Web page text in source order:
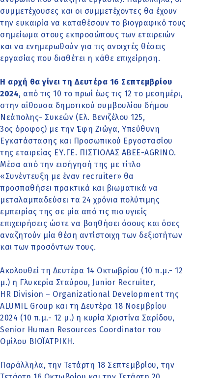
συμμετέχουσες και οι συμμετέχοντες θα έχουν
την ευκαιρία να καταθέσουν το βιογραφικό τους
σημείωμα στους εκπροσώπους των εταιρειών
και να ενημερωθούν για τις ανοιχτές θέσεις
εργασίας που διαθέτει η κάθε επιχείρηση.
Η αρχή θα γίνει τη Δευτέρα 16 Σεπτεμβρίου
2024, από τις 10 το πρωί έως τις 12 το μεσημέρι,
στην αίθουσα δημοτικού συμβουλίου δήμου
Νεάπολης- Συκεών (Ελ. Βενιζέλου 125,
3ος όροφος) με την Έφη Ζιώγα, Υπεύθυνη
Εγκατάστασης και Προσωπικού Εργοστασίου
της εταιρείας ΕΥ.ΓΕ. ΠΙΣΤΙΟΛΑΣ ΑBEΕ-AGRINO.
Μέσα από την εισήγησή της με τίτλο
«Συνέντευξη με έναν recruiter» θα
προσπαθήσει πρακτικά και βιωματικά να
μεταλαμπαδεύσει τα 24 χρόνια πολύτιμης
εμπειρίας της σε μία από τις πιο υγιείς
επιχειρήσεις ώστε να βοηθήσει όσους και όσες
αναζητούν μία θέση αντίστοιχη των δεξιοτήτων
και των προσόντων τους.
Ακολουθεί τη Δευτέρα 14 Οκτωβρίου (10 π.μ.- 12
μ.) η Γλυκερία Σταύρου, Junior Recruiter,
HR Division – Organizational Development της
ALUMIL Group και τη Δευτέρα 18 Νοεμβρίου
2024 (10 π.μ.- 12 μ.) η κυρία Χριστίνα Σαρίδου,
Senior Human Resources Coordinator του
Ομίλου ΒΙΟΪΑΤΡΙΚΗ.
Παράλληλα, την Τετάρτη 18 Σεπτεμβρίου, την